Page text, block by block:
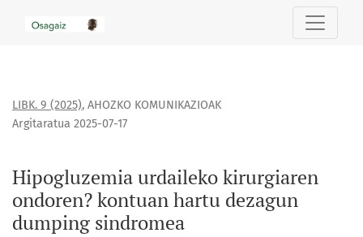
Hipogluzemia urdaileko kirurgiaren ondoren? kontuan
LIBK. 9 (2025), AHOZKO KOMUNIKAZIOAK
Hipogluzemia urdaileko kirurgiaren
ondoren? kontuan hartu dezagun
dumping sindromea
Argitaratua 2025-07-17